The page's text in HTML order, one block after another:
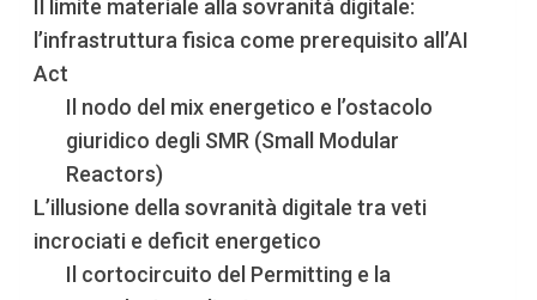
Il limite materiale alla sovranità digitale:
l’infrastruttura fisica come prerequisito all’AI
Act
Il nodo del mix energetico e l’ostacolo
giuridico degli SMR (Small Modular
Reactors)
L’illusione della sovranità digitale tra veti
incrociati e deficit energetico
Il cortocircuito del Permitting e la